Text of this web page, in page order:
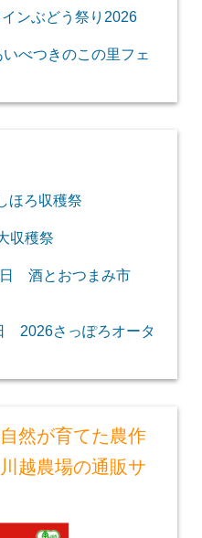
ンぶどう祭り2026
べつきのこの里フェ
ほろ収穫祭
収穫祭
酒とおつまみ市
2026さっぽろオータ
然が育てた農作
越農場の通販サ